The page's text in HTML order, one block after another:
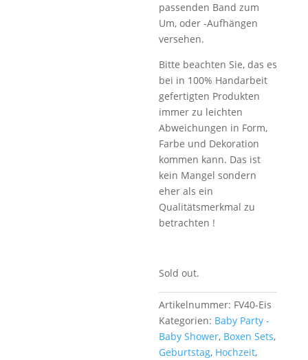
passenden Band zum
Um, oder -Aufhängen
versehen.
Bitte beachten Sie, das es
bei in 100% Handarbeit
gefertigten Produkten
immer zu leichten
Abweichungen in Form,
Farbe und Dekoration
kommen kann. Das ist
kein Mangel sondern
eher als ein
Qualitätsmerkmal zu
betrachten !
Sold out.
Artikelnummer: FV40-Eis
Kategorien: Baby Party -
Baby Shower, Boxen Sets,
Geburtstag, Hochzeit,